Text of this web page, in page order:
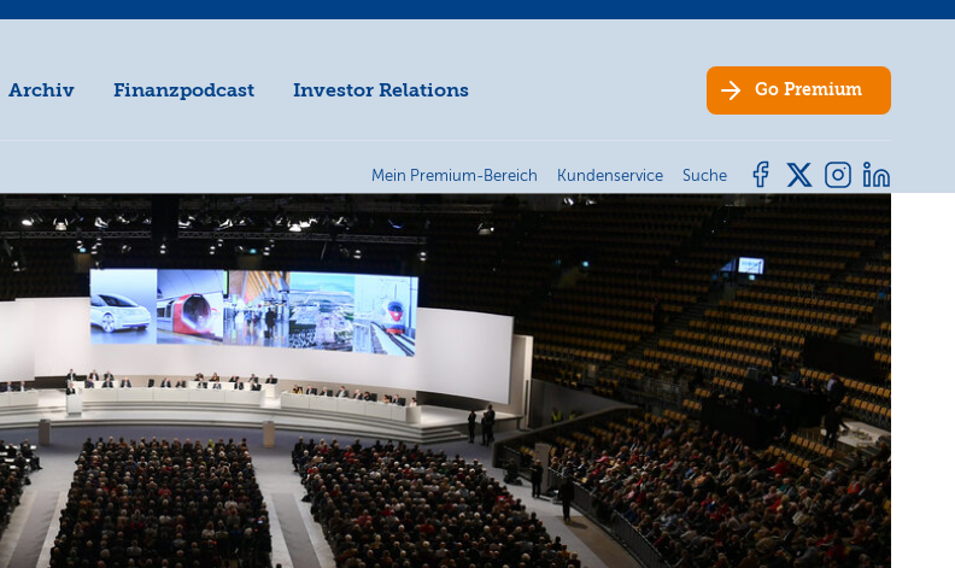
Archiv Finanzpodcast Investor Relations Go Premium
Mein Premium-Bereich Kundenservice Suche